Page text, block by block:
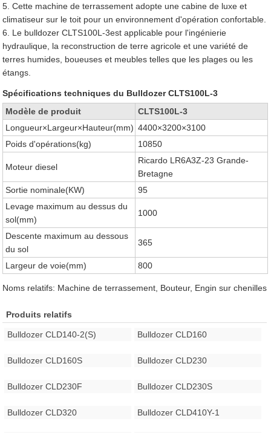
5. Cette machine de terrassement adopte une cabine de luxe et
climatiseur sur le toit pour un environnement d'opération confortable.
6. Le bulldozer CLTS100L-3est applicable pour l'ingénierie
hydraulique, la reconstruction de terre agricole et une variété de
terres humides, boueuses et meubles telles que les plages ou les
étangs.
Spécifications techniques du Bulldozer CLTS100L-3
Modèle de produit
CLTS100L-3
Longueur×Largeur×Hauteur(mm) 4400×3200×3100
Poids d'opérations(kg)
10850
Moteur diesel
Ricardo LR6A3Z-23 Grande-
Bretagne
Sortie nominale(KW)
95
Levage maximum au dessus du
sol(mm)
1000
Descente maximum au dessous
du sol
365
Largeur de voie(mm) 800
Noms relatifs: Machine de terrassement, Bouteur, Engin sur chenilles
Produits relatifs
Bulldozer CLD140-2(S) Bulldozer CLD160
Bulldozer CLD160S Bulldozer CLD230
Bulldozer CLD230F Bulldozer CLD230S
Bulldozer CLD320 Bulldozer CLD410Y-1